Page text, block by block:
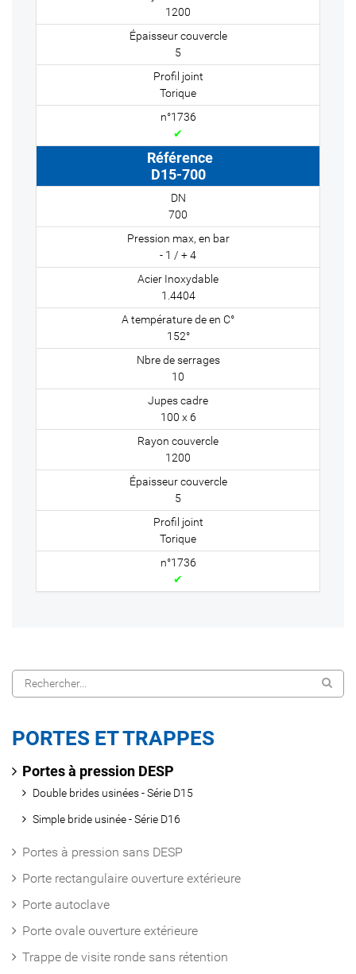
1200
5
Torique
✔
D15-700
700
- 1 / + 4
1.4404
152°
10
100 x 6
1200
5
Torique
✔
PORTES ET TRAPPES
Portes à pression DESP
Double brides usinées - Série D15
Simple bride usinée - Série D16
Portes à pression sans DESP
Porte rectangulaire ouverture extérieure
Porte autoclave
Porte ovale ouverture extérieure
Trappe de visite ronde sans rétention